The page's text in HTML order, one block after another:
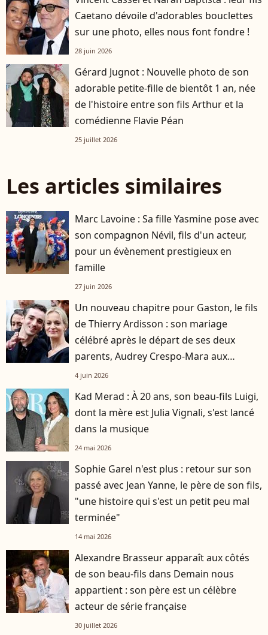
Caetano dévoile d'adorables bouclettes
sur une photo, elles nous font fondre !
28 juin 2026
Gérard Jugnot : Nouvelle photo de son
adorable petite-fille de bientôt 1 an, née
de l'histoire entre son fils Arthur et la
comédienne Flavie Péan
25 juillet 2026
Les articles similaires
Marc Lavoine : Sa fille Yasmine pose avec
son compagnon Névil, fils d'un acteur,
pour un évènement prestigieux en
famille
27 juin 2026
Un nouveau chapitre pour Gaston, le fils
de Thierry Ardisson : son mariage
célébré après le départ de ses deux
parents, Audrey Crespo-Mara aux
premières loges
4 juin 2026
Kad Merad : À 20 ans, son beau-fils Luigi,
dont la mère est Julia Vignali, s'est lancé
dans la musique
24 mai 2026
Sophie Garel n'est plus : retour sur son
passé avec Jean Yanne, le père de son fils,
"une histoire qui s'est un petit peu mal
terminée"
14 mai 2026
Alexandre Brasseur apparaît aux côtés
de son beau-fils dans Demain nous
appartient : son père est un célèbre
acteur de série française
30 juillet 2026